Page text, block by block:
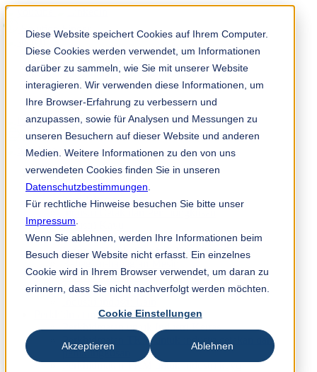
Diese Website speichert Cookies auf Ihrem Computer.
Diese Cookies werden verwendet, um Informationen
darüber zu sammeln, wie Sie mit unserer Website
interagieren. Wir verwenden diese Informationen, um
Ihre Browser-Erfahrung zu verbessern und
anzupassen, sowie für Analysen und Messungen zu
unseren Besuchern auf dieser Website und anderen
Medien. Weitere Informationen zu den von uns
verwendeten Cookies finden Sie in unseren
Datenschutzbestimmungen
Für rechtliche Hinweise besuchen Sie bitte unser
Impressum
Wenn Sie ablehnen, werden Ihre Informationen beim
Besuch dieser Website nicht erfasst. Ein einzelnes
Cookie wird in Ihrem Browser verwendet, um daran zu
erinnern, dass Sie nicht nachverfolgt werden möchten.
Cookie Einstellungen
Akzeptieren Ablehnen
Solution Finder
TKM App
ms
Industri & Produk
Industri Kertas
Non-Woven
Industri Kayu
Industri Logam
Industri Plastik, Getah & Kitar Semula
Industri Makanan
Industri Kimia
Perkhidmatan & Perundingan
Perkhidmatan untuk Industri Kertas
Perkhidmatan TKM untuk industri cetakan dan
pembungkusan
Perkhidmatan TKM untuk industri kayu